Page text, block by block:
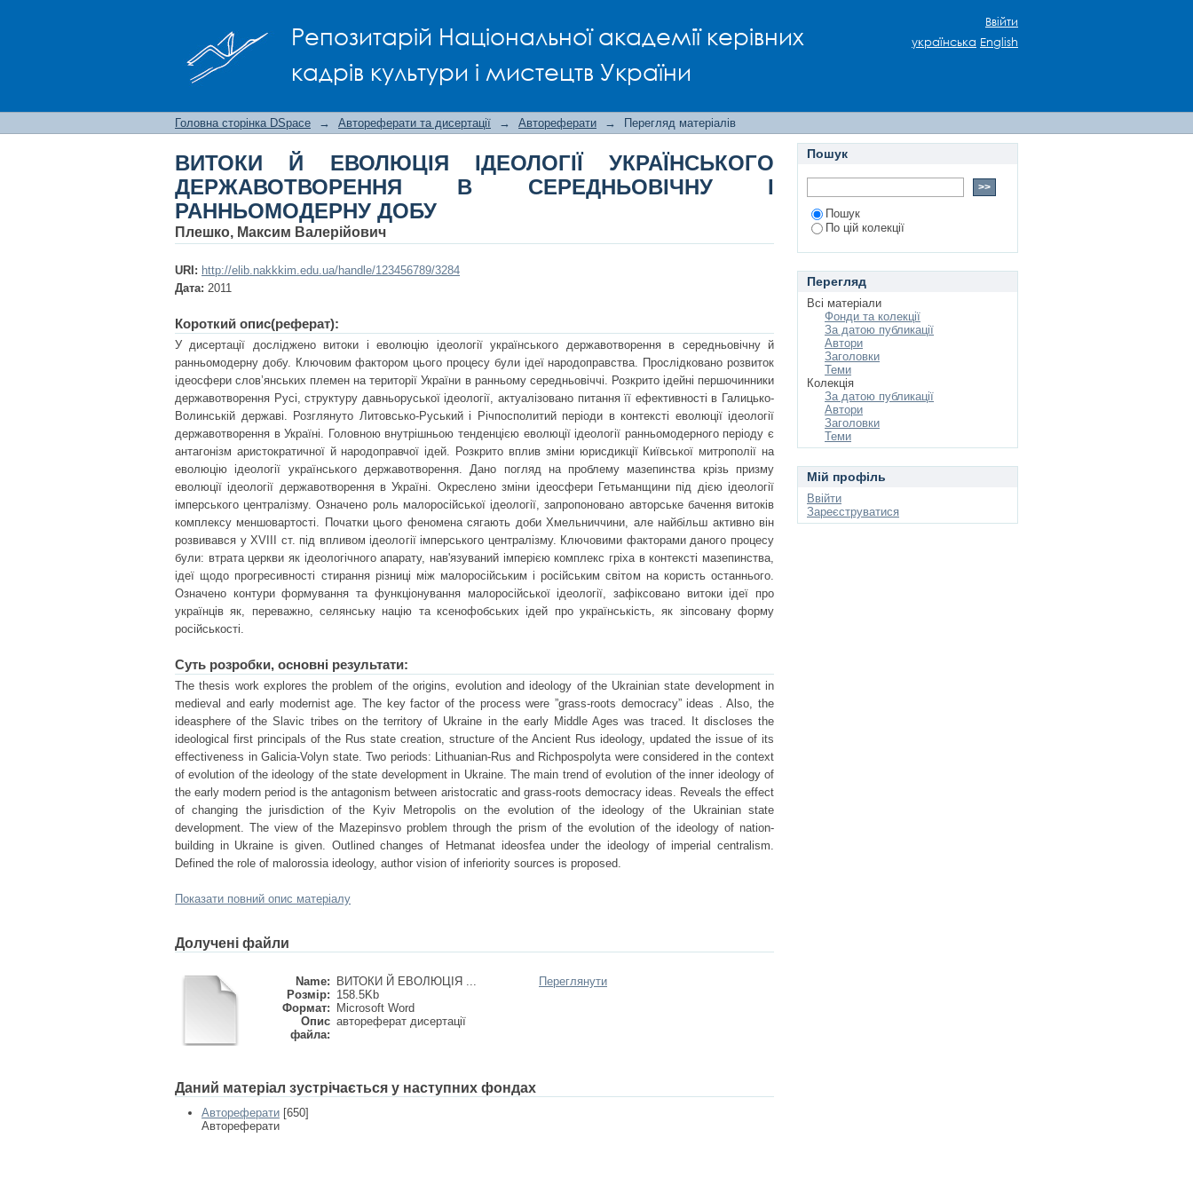
Репозитарій Національної академії керівних
кадрів культури і мистецтв України
ВИТОКИ Й ЕВОЛЮЦІЯ ІДЕОЛОГІЇ УКРАЇНСЬКОГО ДЕРЖАВОТВОРЕННЯ В
СЕРЕДНЬОВІЧНУ І РАННЬОМОДЕРНУ ДОБУ
Ввійти
українська English
Головна сторінка DSpace → Автореферати та дисертації → Автореферати → Перегляд матеріалів
ВИТОКИ Й ЕВОЛЮЦІЯ ІДЕОЛОГІЇ УКРАЇНСЬКОГО
ДЕРЖАВОТВОРЕННЯ В СЕРЕДНЬОВІЧНУ І
РАННЬОМОДЕРНУ ДОБУ
Плешко, Максим Валерійович
URI: http://elib.nakkkim.edu.ua/handle/123456789/3284
Дата: 2011
Короткий опис(реферат):
У дисертації досліджено витоки і еволюцію ідеології українського державотворення в середньовічну й
ранньомодерну добу. Ключовим фактором цього процесу були ідеї народоправства. Прослідковано розвиток
ідеосфери слов’янських племен на території України в ранньому середньовіччі. Розкрито ідейні першочинники
державотворення Русі, структуру давньоруської ідеології, актуалізовано питання її ефективності в Галицько-
Волинській державі. Розглянуто Литовсько-Руський і Річпосполитий періоди в контексті еволюції ідеології
державотворення в Україні. Головною внутрішньою тенденцією еволюції ідеології ранньомодерного періоду є
антагонізм аристократичної й народоправчої ідей. Розкрито вплив зміни юрисдикції Київської митрополії на
еволюцію ідеології українського державотворення. Дано погляд на проблему мазепинства крізь призму
еволюції ідеології державотворення в Україні. Окреслено зміни ідеосфери Гетьманщини під дією ідеології
імперського централізму. Означено роль малоросійської ідеології, запропоновано авторське бачення витоків
комплексу меншовартості. Початки цього феномена сягають доби Хмельниччини, але найбільш активно він
розвивався у ХVIII ст. під впливом ідеології імперського централізму. Ключовими факторами даного процесу
були: втрата церкви як ідеологічного апарату, нав'язуваний імперією комплекс гріха в контексті мазепинства,
ідеї щодо прогресивності стирання різниці між малоросійським і російським світом на користь останнього.
Означено контури формування та функціонування малоросійської ідеології, зафіксовано витоки ідеї про
українців як, переважно, селянську націю та ксенофобських ідей про українськість, як зіпсовану форму
російськості.
Суть розробки, основні результати:
The thesis work explores the problem of the origins, evolution and ideology of the Ukrainian state development in
medieval and early modernist age. The key factor of the process were ”grass-roots democracy” ideas . Also, the
ideasphere of the Slavic tribes on the territory of Ukraine in the early Middle Ages was traced. It discloses the
ideological first principals of the Rus state creation, structure of the Ancient Rus ideology, updated the issue of its
effectiveness in Galicia-Volyn state. Two periods: Lithuanian-Rus and Richpospolyta were considered in the context
of evolution of the ideology of the state development in Ukraine. The main trend of evolution of the inner ideology of
the early modern period is the antagonism between aristocratic and grass-roots democracy ideas. Reveals the effect
of changing the jurisdiction of the Kyiv Metropolis on the evolution of the ideology of the Ukrainian state
development. The view of the Mazepinsvo problem through the prism of the evolution of the ideology of nation-
building in Ukraine is given. Outlined changes of Hetmanat ideosfea under the ideology of imperial centralism.
Defined the role of malorossia ideology, author vision of inferiority sources is proposed.
Показати повний опис матеріалу
Долучені файли
Name:
ВИТОКИ Й ЕВОЛЮЦІЯ ...
Розмір: 158.5Kb
Формат:
Microsoft Word
Опис
файла:
автореферат дисертації
Переглянути
Даний матеріал зустрічається у наступних фондах
Автореферати [650]
Автореферати
Пошук
Пошук
По цій колекції
Перегляд
Всі матеріали
Фонди та колекції
За датою публикації
Автори
Заголовки
Теми
Колекція
За датою публикації
Автори
Заголовки
Теми
Мій профіль
Ввійти
Зареєструватися